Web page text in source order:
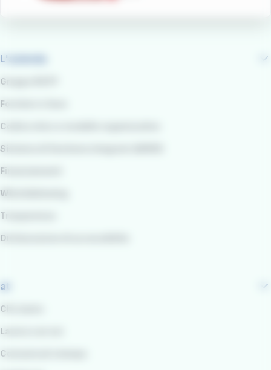
L'azienda
Gruppo RATP
Fornitori e Gare
Codice etico e modello organizzativo
Sistema di Gestione integrato QARSS
Finanziamenti
Whistleblowing
Trasparenza
Dichiarazione di accessibilità
at
Chi siamo
Lavora con noi
Comunicati stampa